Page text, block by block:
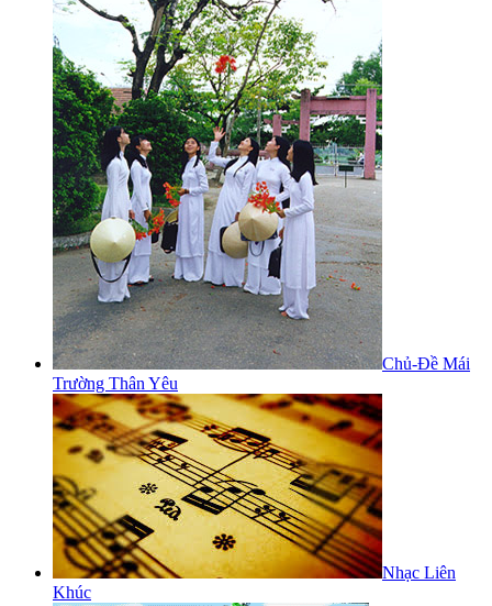
Chủ-Đề Mái
Trường Thân Yêu
Nhạc Liên
Khúc